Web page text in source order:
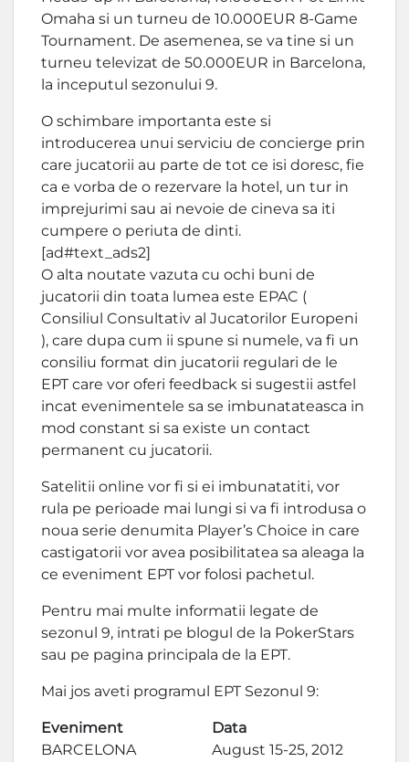
Omaha si un turneu de 10.000EUR 8-Game
Tournament. De asemenea, se va tine si un
turneu televizat de 50.000EUR in Barcelona,
la inceputul sezonului 9.
O schimbare importanta este si
introducerea unui serviciu de concierge prin
care jucatorii au parte de tot ce isi doresc, fie
ca e vorba de o rezervare la hotel, un tur in
imprejurimi sau ai nevoie de cineva sa iti
cumpere o periuta de dinti.
[ad#text_ads2]
O alta noutate vazuta cu ochi buni de
jucatorii din toata lumea este EPAC (
Consiliul Consultativ al Jucatorilor Europeni
), care dupa cum ii spune si numele, va fi un
consiliu format din jucatorii regulari de le
EPT care vor oferi feedback si sugestii astfel
incat evenimentele sa se imbunatateasca in
mod constant si sa existe un contact
permanent cu jucatorii.
Satelitii online vor fi si ei imbunatatiti, vor
rula pe perioade mai lungi si va fi introdusa o
noua serie denumita Player’s Choice in care
castigatorii vor avea posibilitatea sa aleaga la
ce eveniment EPT vor folosi pachetul.
Pentru mai multe informatii legate de
sezonul 9, intrati pe blogul de la PokerStars
sau pe pagina principala de la EPT.
Mai jos aveti programul EPT Sezonul 9:
Eveniment
Data
BARCELONA
August 15-25, 2012